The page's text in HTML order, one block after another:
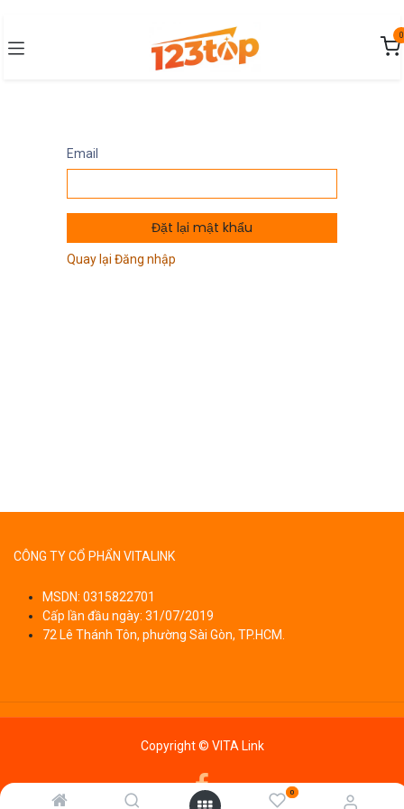
0
0
Email
Đặt lại mật khẩu
Quay lại Đăng nhập
CÔNG TY CỔ PHẨN VITALINK
MSDN: 0315822701
Cấp lần đầu ngày: 31/07/2019
72 Lê Thánh Tôn, phường Sài Gòn, TP.HCM.
Copyright © VITA Link